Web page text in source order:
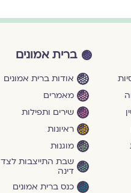
ברית אמונים
אודות ברית אמונים
מאמרים
שירים ותפילות
ראיונות
מוגנוּת
שבת התייצבות לצד
דינה
כנס ברית אמונים